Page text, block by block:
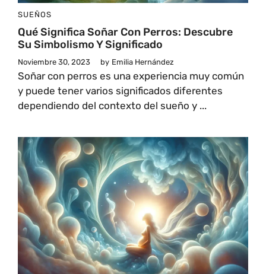
SUEÑOS
Qué Significa Soñar Con Perros: Descubre
Su Simbolismo Y Significado
Noviembre 30, 2023 by Emilia Hernández
Soñar con perros es una experiencia muy común
y puede tener varios significados diferentes
dependiendo del contexto del sueño y ...